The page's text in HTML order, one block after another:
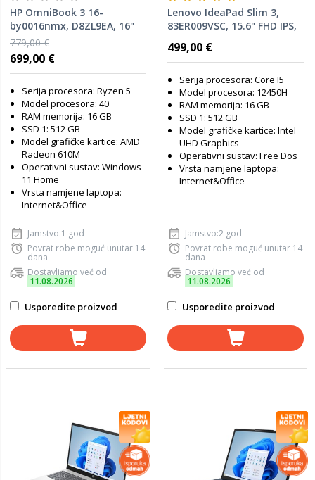
HP OmniBook 3 16-
by0016nmx, D8ZL9EA, 16"
2K IPS, AMD Ryzen 5 40,
16GB RAM, 512GB SSD, AMD
Radeon 610M Graphics,
779,00 €
699,00 €
Serija procesora: Ryzen 5
Model procesora: 40
RAM memorija: 16 GB
SSD 1: 512 GB
Model grafičke kartice: AMD
Radeon 610M
Operativni sustav: Windows
11 Home
Vrsta namjene laptopa:
Internet&Office
Jamstvo:1 god
Povrat robe moguć unutar 14
dana
Dostavljamo već od
11.08.2026
Usporedite proizvod
Lenovo IdeaPad Slim 3,
83ER009VSC, 15.6" FHD IPS,
RAM, 512GB SSD, Intel UHD
Graphics, FreeDOS, laptop
499,00 €
Serija procesora: Core I5
Model procesora: 12450H
RAM memorija: 16 GB
SSD 1: 512 GB
Model grafičke kartice: Intel
UHD Graphics
Operativni sustav: Free Dos
Vrsta namjene laptopa:
Internet&Office
Jamstvo:2 god
Povrat robe moguć unutar 14
dana
Dostavljamo već od
11.08.2026
Usporedite proizvod